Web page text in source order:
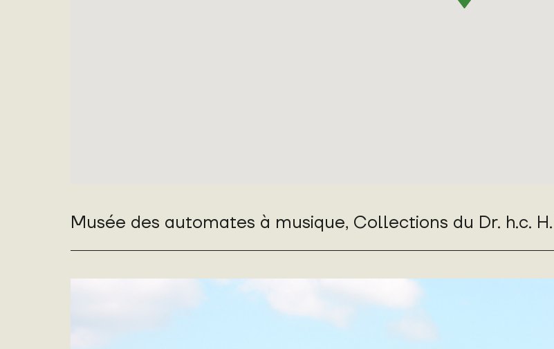
Musée des automates à musique, Collections du Dr. h.c.